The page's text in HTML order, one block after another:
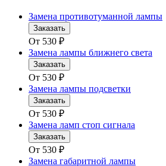
Замена противотуманной лампы
Заказать
От 530 ₽
Замена лампы ближнего света
Заказать
От 530 ₽
Замена лампы подсветки
Заказать
От 530 ₽
Замена ламп стоп сигнала
Заказать
От 530 ₽
Замена габаритной лампы